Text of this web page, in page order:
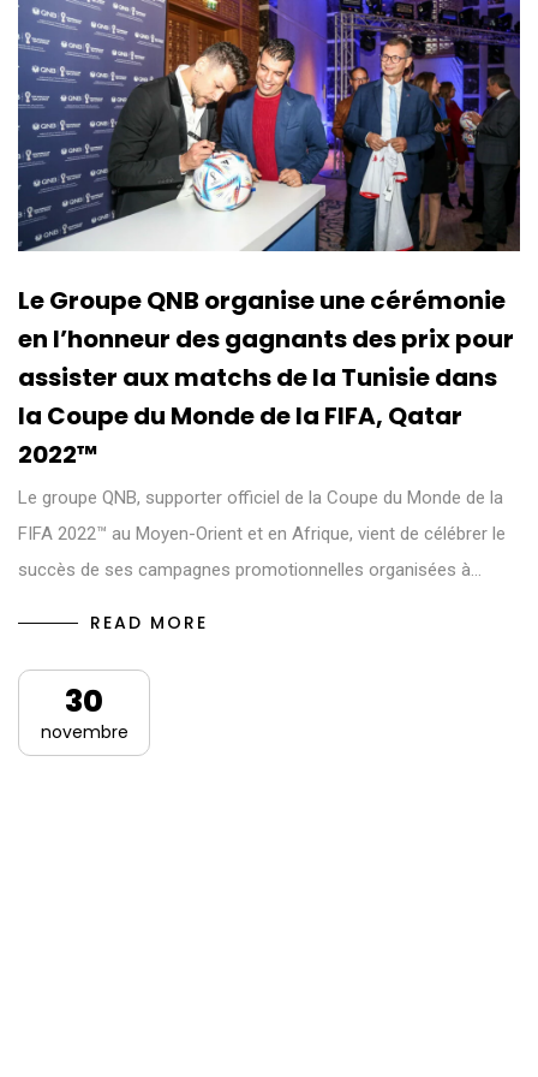
Le Groupe QNB organise une cérémonie
en l’honneur des gagnants des prix pour
assister aux matchs de la Tunisie dans
la Coupe du Monde de la FIFA, Qatar
2022™
Le groupe QNB, supporter officiel de la Coupe du Monde de la
FIFA 2022™ au Moyen-Orient et en Afrique, vient de célébrer le
succès de ses campagnes promotionnelles organisées à…
READ MORE
30
novembre